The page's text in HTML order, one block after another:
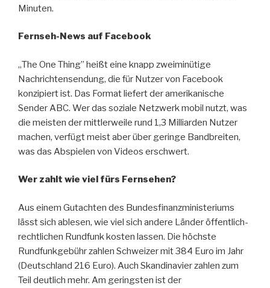
Minuten.
Fernseh-News auf Facebook
„The One Thing” heißt eine knapp zweiminütige
Nachrichtensendung, die für Nutzer von Facebook
konzipiert ist. Das Format liefert der amerikanische
Sender ABC. Wer das soziale Netzwerk mobil nutzt, was
die meisten der mittlerweile rund 1,3 Milliarden Nutzer
machen, verfügt meist aber über geringe Bandbreiten,
was das Abspielen von Videos erschwert.
Wer zahlt wie viel fürs Fernsehen?
Aus einem Gutachten des Bundesfinanzministeriums
lässt sich ablesen, wie viel sich andere Länder öffentlich-
rechtlichen Rundfunk kosten lassen. Die höchste
Rundfunkgebühr zahlen Schweizer mit 384 Euro im Jahr
(Deutschland 216 Euro). Auch Skandinavier zahlen zum
Teil deutlich mehr. Am geringsten ist der